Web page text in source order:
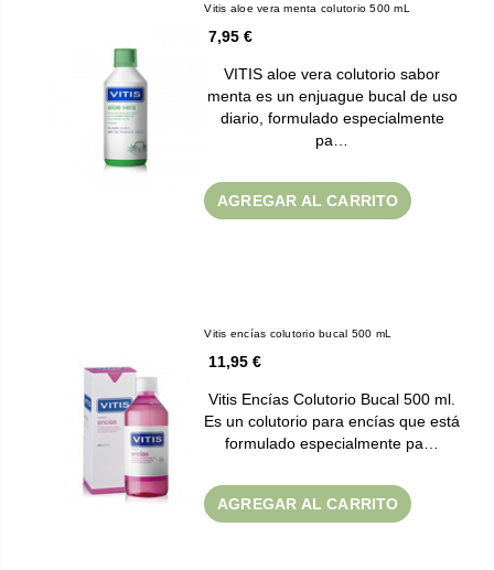
Vitis aloe vera menta colutorio 500 mL
7,95 €
VITIS aloe vera colutorio sabor
menta es un enjuague bucal de uso
diario, formulado especialmente
pa…
AGREGAR AL CARRITO
Vitis encías colutorio bucal 500 mL
11,95 €
Vitis Encías Colutorio Bucal 500 ml.
Es un colutorio para encías que está
formulado especialmente pa…
AGREGAR AL CARRITO